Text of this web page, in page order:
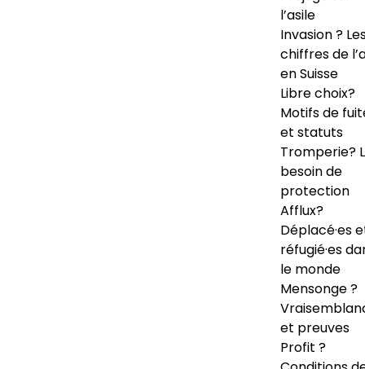
l’asile
Invasion ?
chiffres de
en Suisse
Libre choix?
Motifs de
et statuts
Tromperie?
besoin de
protection
Afflux?
Déplacé·es
réfugié·es
le monde
Mensonge ?
et preuves
Profit ?